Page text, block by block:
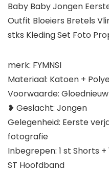
Baby Baby Jongen
Outfit Bloeiers Bretels
stks Kleding Set Foto
merk: FYMNSI
Materiaal: Katoen +
Voorwaarde: Gloednieuw
❥ Geslacht: Jongen
Gelegenheid: Eerste
fotografie
Inbegrepen: 1 st Shorts +
ST Hoofdband